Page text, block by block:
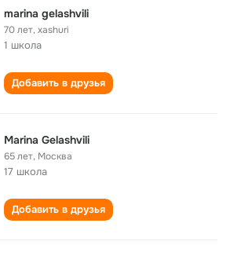
marina gelashvili
70 лет,xashuri
1 школа
Добавить в друзья
Marina Gelashvili
65 лет, Москва
17 школа
Добавить в друзья